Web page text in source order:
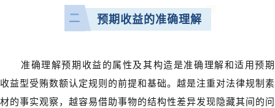
二 预期收益的准确理解
准确理解预期收益的属性及其构造是准确理解和适用预期
收益型受贿数额认定规则的前提和基础。越是注重对法律规制素
材的事实观察，越容易借助事物的结构性差异发现隐藏其间的问